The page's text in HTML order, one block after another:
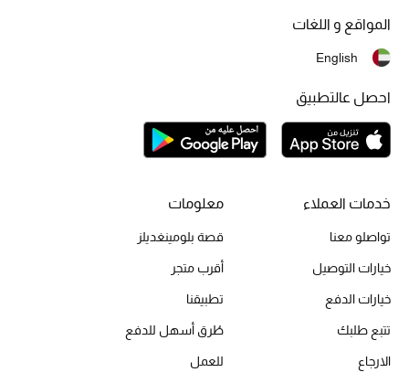
عرض جميع المنتجات
الهدايا
الموسم الجديد
ما وصل حديثاً
خدمات العملاء
تواصلو معنا
خيارات التوصيل
خيارات الدفع
تتبع طلبك
الارجاع
معلومات
قصة بلومينغديلز
أقرب متجر
تطبيقنا
طُرق أسهل للدفع
للعمل
المواقع و اللغات
English
احصل عالتطبيق